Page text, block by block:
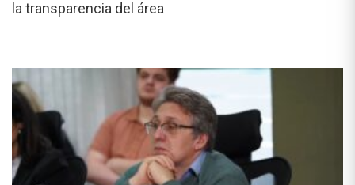
la transparencia del área